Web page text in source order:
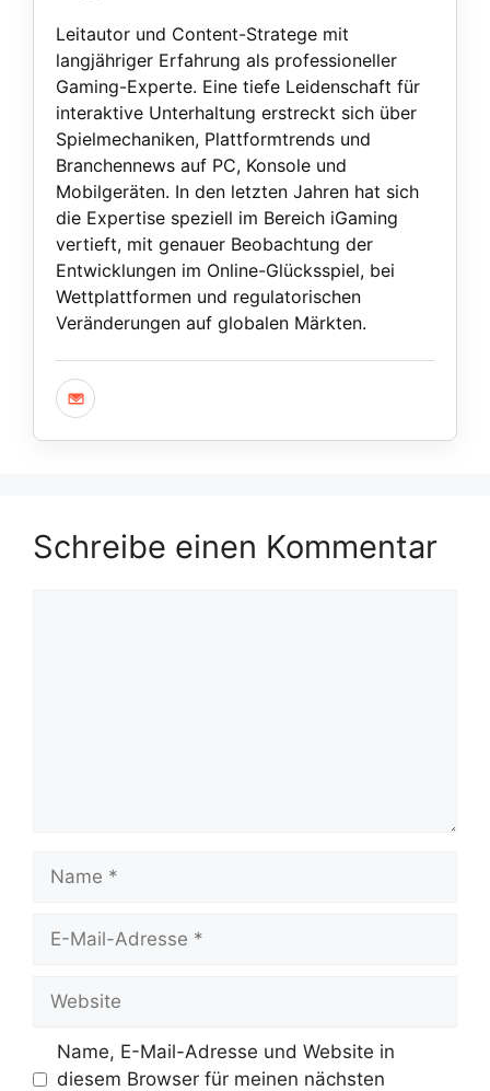
Leitautor und Content-Stratege mit
langjähriger Erfahrung als professioneller
Gaming-Experte. Eine tiefe Leidenschaft für
interaktive Unterhaltung erstreckt sich über
Spielmechaniken, Plattformtrends und
Branchennews auf PC, Konsole und
Mobilgeräten. In den letzten Jahren hat sich
die Expertise speziell im Bereich iGaming
vertieft, mit genauer Beobachtung der
Entwicklungen im Online-Glücksspiel, bei
Wettplattformen und regulatorischen
Veränderungen auf globalen Märkten.
Schreibe einen Kommentar
Name
Website
Name, E-Mail-Adresse und Website in
diesem Browser für meinen nächsten